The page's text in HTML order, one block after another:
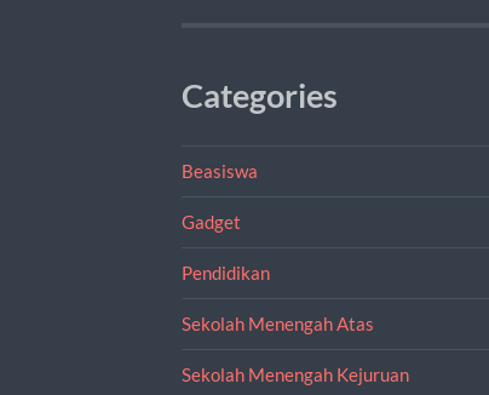
Categories
Beasiswa
Gadget
Pendidikan
Sekolah Menengah Atas
Sekolah Menengah Kejuruan